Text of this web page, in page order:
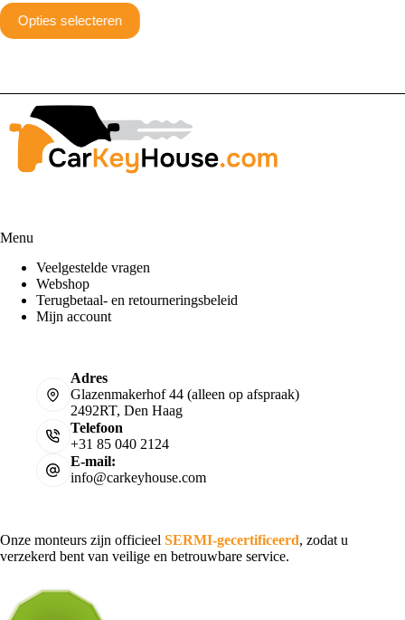
Opties selecteren
Dit
product
heeft
Deze
kan
gekozen
worden
Menu
Veelgestelde vragen
Webshop
Terugbetaal- en retourneringsbeleid
Mijn account
Adres
Glazenmakerhof 44 (alleen op afspraak)
2492RT, Den Haag
Telefoon
+31 85 040 2124
E-mail:
info@carkeyhouse.com
Onze monteurs zijn officieel SERMI-gecertificeerd, zodat u
verzekerd bent van veilige en betrouwbare service.